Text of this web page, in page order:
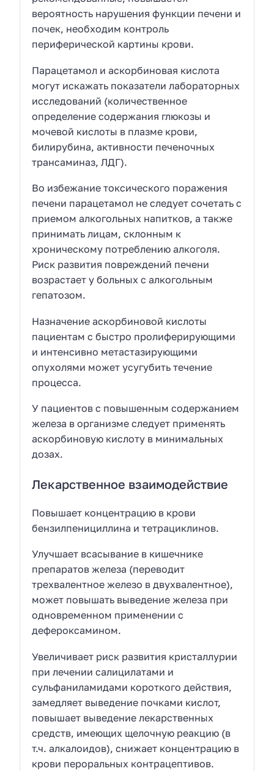
вероятность нарушения функции печени и
почек, необходим контроль
периферической картины крови.
Парацетамол и аскорбиновая кислота
могут искажать показатели лабораторных
исследований (количественное
определение содержания глюкозы и
мочевой кислоты в плазме крови,
билирубина, активности печеночных
трансаминаз, ЛДГ).
Во избежание токсического поражения
печени парацетамол не следует сочетать с
приемом алкогольных напитков, а также
принимать лицам, склонным к
хроническому потреблению алкоголя.
Риск развития повреждений печени
возрастает у больных с алкогольным
гепатозом.
Назначение аскорбиновой кислоты
пациентам с быстро пролиферирующими
и интенсивно метастазирующими
опухолями может усугубить течение
процесса.
У пациентов с повышенным содержанием
железа в организме следует применять
аскорбиновую кислоту в минимальных
дозах.
Лекарственное взаимодействие
Повышает концентрацию в крови
бензилпенициллина и тетрациклинов.
Улучшает всасывание в кишечнике
препаратов железа (переводит
трехвалентное железо в двухвалентное),
может повышать выведение железа при
одновременном применении с
дефероксамином.
Увеличивает риск развития кристаллурии
при лечении салицилатами и
сульфаниламидами короткого действия,
замедляет выведение почками кислот,
повышает выведение лекарственных
средств, имеющих щелочную реакцию (в
т.ч. алкалоидов), снижает концентрацию в
крови пероральных контрацептивов.